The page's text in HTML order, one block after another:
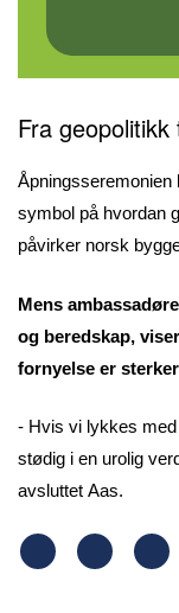
Fra
Åpningsseremonien
symbol på hvordan
påvirker norsk
Mens
og beredskap,
fornyelse er
- Hvis vi lykkes
stødig i en urolig
avsluttet Aas.